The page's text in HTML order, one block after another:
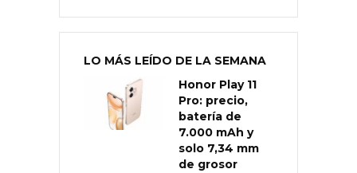
LO MÁS LEÍDO DE LA SEMANA
Honor Play 11
Pro: precio,
batería de
7.000 mAh y
solo 7,34 mm
de grosor